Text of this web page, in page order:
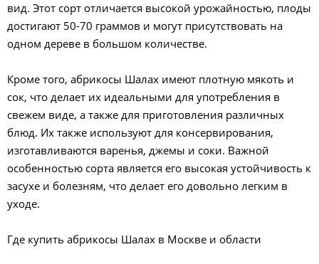
вид. Этот сорт отличается высокой урожайностью, плоды
достигают 50-70 граммов и могут присутствовать на
одном дереве в большом количестве.
Кроме того, абрикосы Шалах имеют плотную мякоть и
сок, что делает их идеальными для употребления в
свежем виде, а также для приготовления различных
блюд. Их также используют для консервирования,
изготавливаются варенья, джемы и соки. Важной
особенностью сорта является его высокая устойчивость к
засухе и болезням, что делает его довольно легким в
уходе.
Где купить абрикосы Шалах в Москве и области